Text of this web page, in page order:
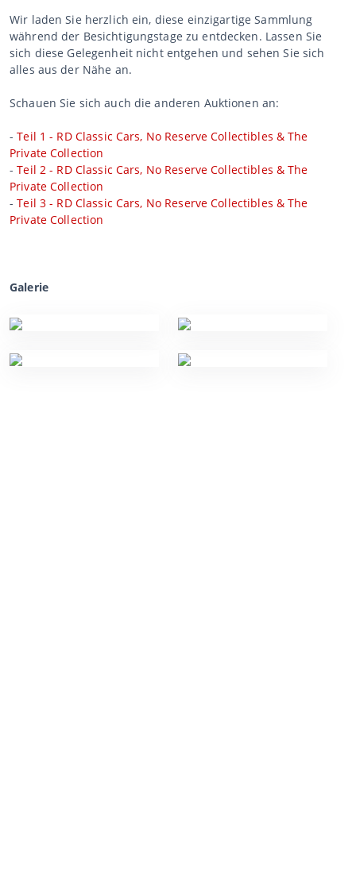
Wir laden Sie herzlich ein, diese einzigartige Sammlung
während der Besichtigungstage zu entdecken. Lassen Sie
sich diese Gelegenheit nicht entgehen und sehen Sie sich
alles aus der Nähe an.
Schauen Sie sich auch die anderen Auktionen an:
-Teil 1 - RD Classic Cars, No Reserve Collectibles & The
Private Collection
-Teil 2 - RD Classic Cars, No Reserve Collectibles & The
Private Collection
-Teil 3 - RD Classic Cars, No Reserve Collectibles & The
Private Collection
Galerie